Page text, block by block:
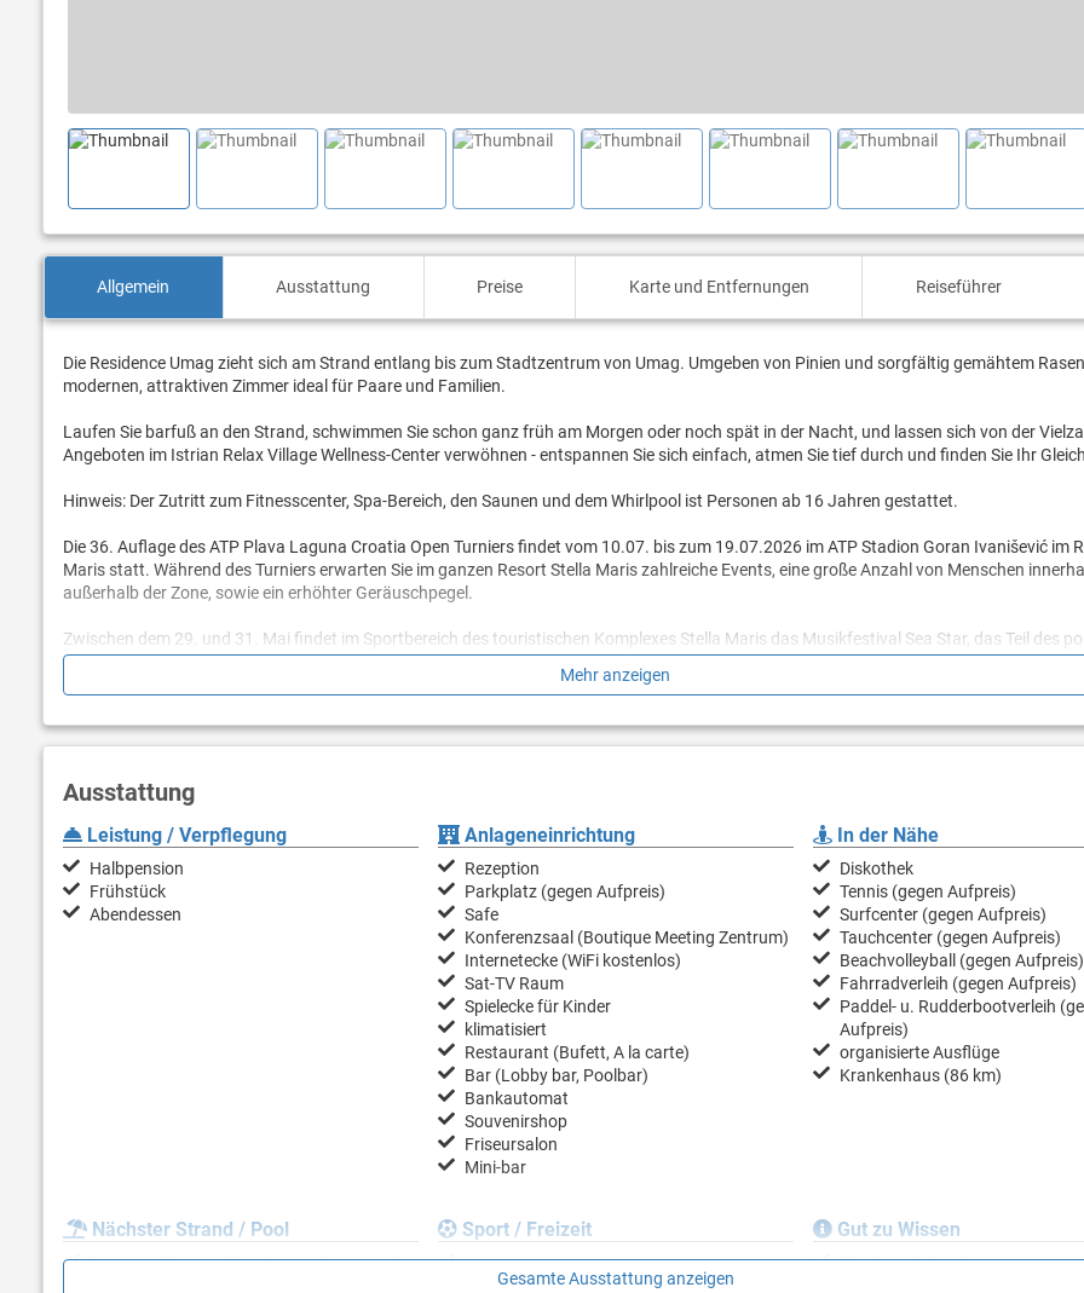
Allgemein Ausstattung Preise Karte und Entfernungen Reiseführer
Die Residence Umag zieht sich am Strand entlang bis zum Stadtzentrum von Umag. Umgeben von Pinien und sorgfältig gemähtem
modernen, attraktiven Zimmer ideal für Paare und Familien.
Laufen Sie barfuß an den Strand, schwimmen Sie schon ganz früh am Morgen oder noch spät in der Nacht, und lassen sich von der
Angeboten im Istrian Relax Village Wellness-Center verwöhnen - entspannen Sie sich einfach, atmen Sie tief durch und finden Sie Ihr
Hinweis: Der Zutritt zum Fitnesscenter, Spa-Bereich, den Saunen und dem Whirlpool ist Personen ab 16 Jahren gestattet.
Die 36. Auflage des ATP Plava Laguna Croatia Open Turniers findet vom 10.07. bis zum 19.07.2026 im ATP Stadion Goran Ivanišević im
Maris statt. Während des Turniers erwarten Sie im ganzen Resort Stella Maris zahlreiche Events, eine große Anzahl von Menschen
außerhalb der Zone, sowie ein erhöhter Geräuschpegel.
Zwischen dem 29. und 31. Mai findet im Sportbereich des touristischen Komplexes Stella Maris das Musikfestival Sea Star, das Teil des
regionalen, bzw. europäischen EXIT Festivals ist, statt. Während des Festivals erwarten Sie im ganzen Resort Stella Maris zahlreiche
große Anzahl von Menschen innerhalb und außerhalb der Zone, sowie ein erhöhter Geräuschpegel.
Mehr anzeigen
Ausstattung
Leistung / Verpflegung
Halbpension
Frühstück
Abendessen
Anlageneinrichtung
Rezeption
Parkplatz (gegen Aufpreis)
Safe
Konferenzsaal (Boutique Meeting Zentrum)
Internetecke (WiFi kostenlos)
Sat-TV Raum
Spielecke für Kinder
klimatisiert
Restaurant (Bufett, A la carte)
Bar (Lobby bar, Poolbar)
Bankautomat
Souvenirshop
Friseursalon
Mini-bar
In der Nähe
Diskothek
Tennis (gegen Aufpreis)
Surfcenter (gegen Aufpreis)
Tauchcenter (gegen Aufpreis)
Beachvolleyball (gegen Aufpreis)
Fahrradverleih (gegen Aufpreis)
Paddel- u. Rudderbootverleih
Aufpreis)
organisierte Ausflüge
Krankenhaus (86 km)
Nächster Strand / Pool
bet. Liegeflächen 50 m; Sonnenliegen und
Sport / Freizeit
Animation
Animation für Kinder (Mini Club (von 4 bis
Gut zu Wissen
Check in ab 14 Uhr
Gesamte Ausstattung anzeigen